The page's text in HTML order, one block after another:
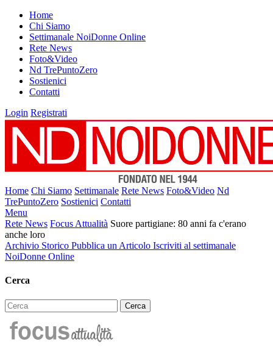
Home
Chi Siamo
Settimanale NoiDonne Online
Rete News
Foto&Video
Nd TrePuntoZero
Sostienici
Contatti
Login Registrati
Home Chi Siamo Settimanale Rete News Foto&Video Nd
TrePuntoZero Sostienici Contatti
Menu
Rete News Focus Attualità Suore partigiane: 80 anni fa c'erano
anche loro
Archivio Storico Pubblica un Articolo Iscriviti al settimanale
NoiDonne Online
Cerca